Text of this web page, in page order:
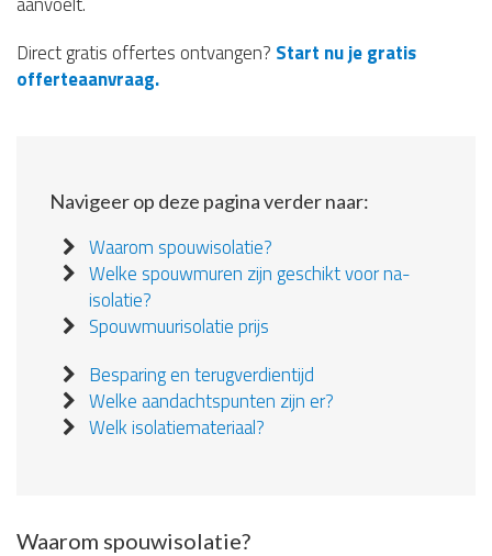
Direct gratis offertes ontvangen? Start nu je gratis
offerteaanvraag.
Navigeer op deze pagina verder naar:
Waarom spouwisolatie?
Welke spouwmuren zijn geschikt voor na-
isolatie?
Spouwmuurisolatie prijs
Besparing en terugverdientijd
Welke aandachtspunten zijn er?
Welk isolatiemateriaal?
Waarom spouwisolatie?